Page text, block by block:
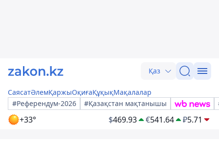
Қаз
СаясатӘлемҚаржыОқиғаҚұқықМақалалар
#Референдум-2026
#Қазақстан мақтанышы
+33° $469.93 €541.64 ₽5.71